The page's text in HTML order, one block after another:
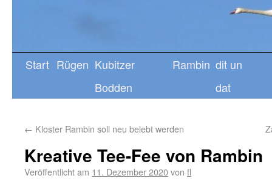
Start Rügen Kubitzer
Bodden
Rambin dit un
dat
← Kloster Rambin soll neu belebt werden
Kreative Tee-Fee von Rambin
Veröffentlicht am 11. Dezember 2020von fl